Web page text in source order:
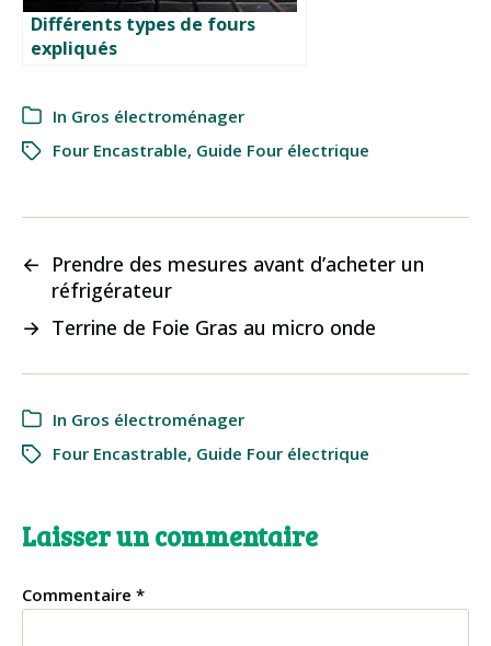
Différents types de fours
expliqués
In Gros électroménager
Four Encastrable, Guide Four électrique
← Prendre des mesures avant d’acheter un
réfrigérateur
→ Terrine de Foie Gras au micro onde
In Gros électroménager
Four Encastrable, Guide Four électrique
Laisser un commentaire
Commentaire *